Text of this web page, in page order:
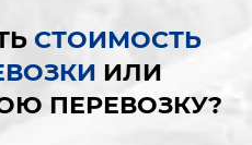
СТОИМОСТЬ
ИЛИ
ПЕРЕВОЗКУ?